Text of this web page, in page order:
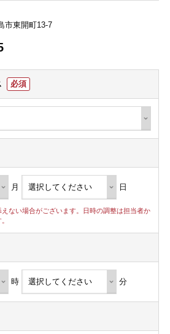
市東開町13-7
必須
月 日
ない場合がございます。日時の調整は担当者か
時 分